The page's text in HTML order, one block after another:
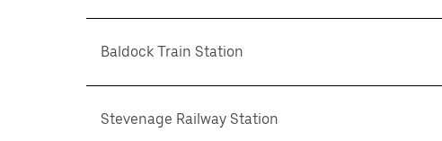
Baldock Train Station
Stevenage Railway Station